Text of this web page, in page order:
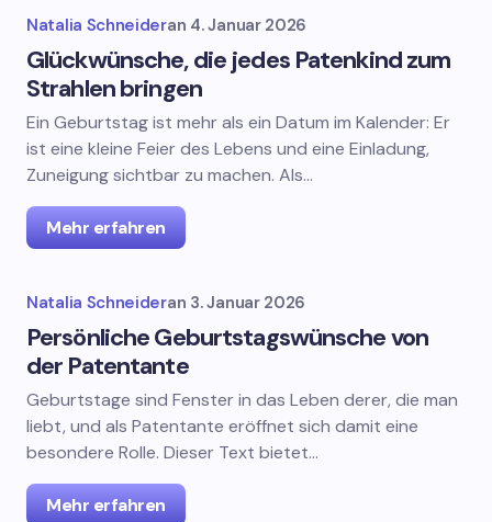
Natalia Schneideran 4. Januar 2026
Glückwünsche, die jedes Patenkind zum
Strahlen bringen
Ein Geburtstag ist mehr als ein Datum im Kalender: Er
ist eine kleine Feier des Lebens und eine Einladung,
Zuneigung sichtbar zu machen. Als…
Mehr erfahren
Natalia Schneideran 3. Januar 2026
Persönliche Geburtstagswünsche von
der Patentante
Geburtstage sind Fenster in das Leben derer, die man
liebt, und als Patentante eröffnet sich damit eine
besondere Rolle. Dieser Text bietet…
Mehr erfahren